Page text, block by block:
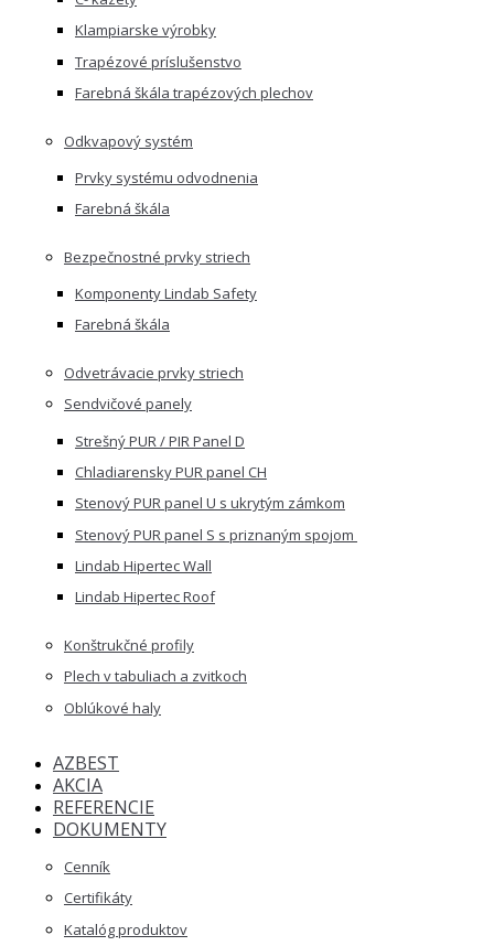
Klampiarske výrobky
Trapézové príslušenstvo
Farebná škála trapézových plechov
Odkvapový systém
Prvky systému odvodnenia
Farebná škála
Bezpečnostné prvky striech
Komponenty Lindab Safety
Farebná škála
Odvetrávacie prvky striech
Sendvičové panely
Strešný PUR / PIR Panel D
Chladiarensky PUR panel CH
Stenový PUR panel U s ukrytým zámkom
Stenový PUR panel S s priznaným spojom
Lindab Hipertec Wall
Lindab Hipertec Roof
Konštrukčné profily
Plech v tabuliach a zvitkoch
Oblúkové haly
AZBEST
AKCIA
REFERENCIE
DOKUMENTY
Cenník
Certifikáty
Katalóg produktov